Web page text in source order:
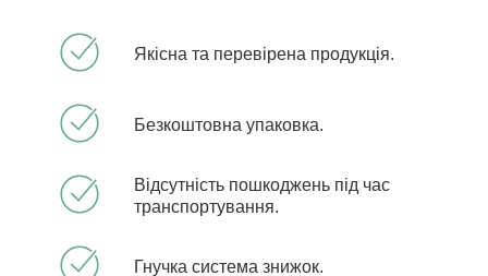
Якісна та перевірена продукція.
Безкоштовна упаковка.
Відсутність пошкоджень під час
транспортування.
Гнучка система знижок.